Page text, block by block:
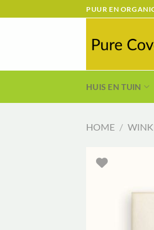
naar
PUUR EN
HUIS EN TUIN
HOME /